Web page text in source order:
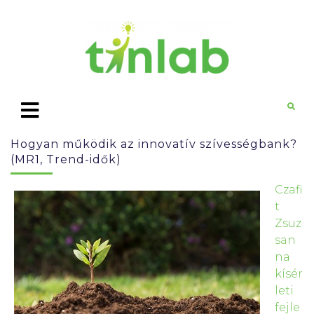
Hogyan működik az innovatív szívességbank?
(MR1, Trend-idők)
Czafi
t
Zsuz
san
na
kísér
leti
fejle